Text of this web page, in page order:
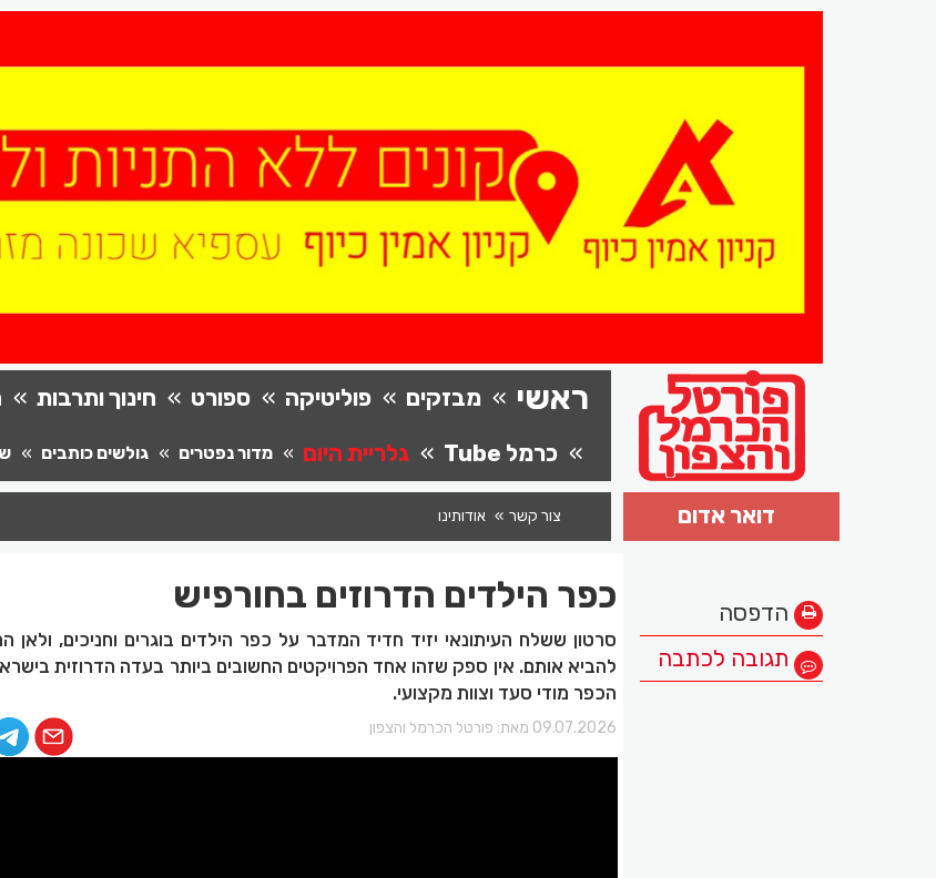
ראשי מבזקים פוליטיקה ספורט חינוך ותרבות
כרמל Tube
גלריית היום מדור נפטרים גולשים כותבים
צור קשר אודותינו דואר אדום
הדפסה
תגובה לכתבה
כפר הילדים הדרוזים בחורפיש
סרטון ששלח העיתונאי יזיד חדיד המדבר על כפר הילדים בוגרים וחניכים, ולאן
להביא אותם. אין ספק שזהו אחד הפרויקטים החשובים ביותר בעדה הדרוזית
הכפר מודי סעד וצוות מקצועי.
09.07.2026 מאת: פורטל הכרמל והצפון